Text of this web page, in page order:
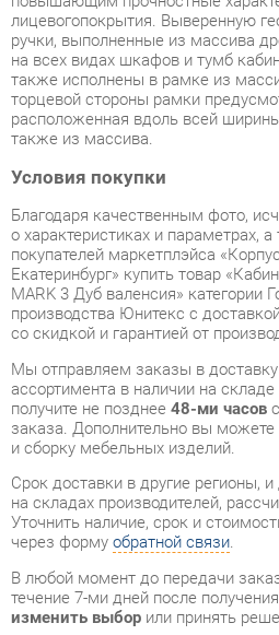
также исполнены в рамке из
торцевой стороны рамки
расположенная вдоль всей ширины
также из массива.
Условия покупки
Благодаря качественным фото,
покупателей маркетплэйса
Екатеринбург» купить товар
MARK 3 Дуб валенсия» категории
производства Юнитекс с доставкой
со скидкой и гарантией от
Мы отправляем заказы в доставку
ассортимента в наличии на складе
получите не позднее48-ми часовс
заказа. Дополнительно вы можете
и сборку мебельных изделий.
Срок доставки в другие регионы, и
на складах производителей,
Уточнить наличие, срок и
через формуобратной связи.
В любой момент до передачи
течение 7-ми дней после
изменить выборили принять
Несмотря на качественную
могут быть повреждены при
заметили дефект при приёме - мы
деталь.Повторная доставка